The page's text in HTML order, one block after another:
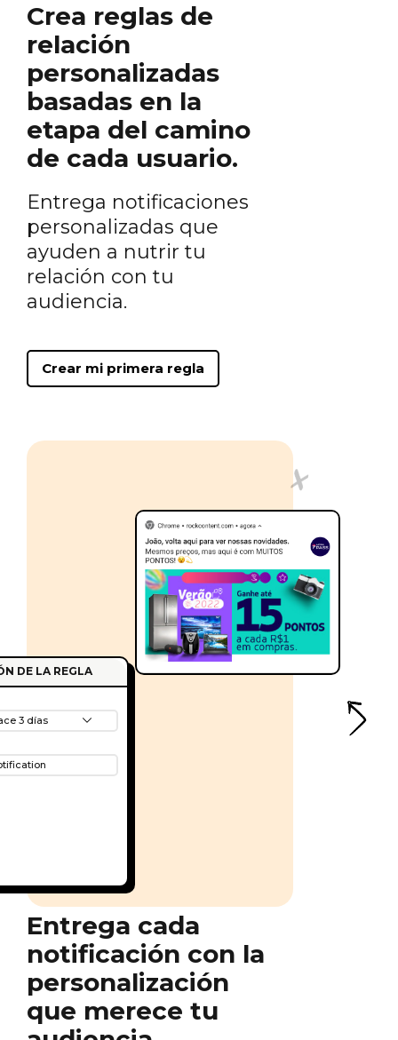
Crea reglas de
relación
personalizadas
basadas en la
etapa del camino
de cada usuario.
Entrega notificaciones
personalizadas que
ayuden a nutrir tu
relación con tu
audiencia.
Crear mi primera regla
DE LA REGLA
3 días
Entrega cada
notificación con la
personalización
que merece tu